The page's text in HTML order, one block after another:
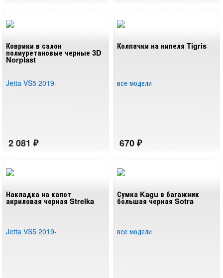
Коврики в салон
полиуретановые черные 3D
Norplast
Jetta VS5 2019-
Колпачки на нипеля Tigris
все модели
Накладка на капот
акриловая черная Strelka
Jetta VS5 2019-
Сумка Kagu в багажник
большая черная Sotra
все модели